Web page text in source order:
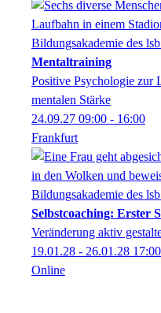
Mentaltraining
Positive Psychologie zur
mentalen Stärke
24.09.27 09:00 - 16:00
Frankfurt
Selbstcoaching: Erster
Veränderung aktiv
19.01.28 - 26.01.28 17:00
Online